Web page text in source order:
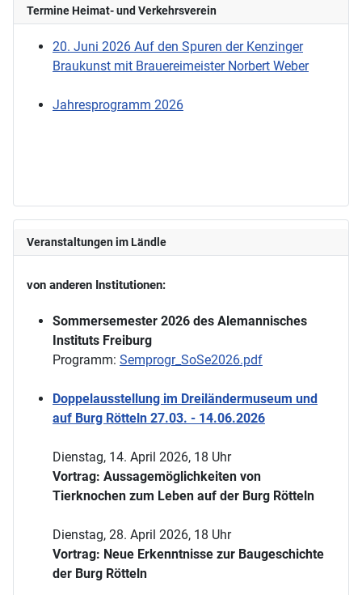
Termine Heimat- und Verkehrsverein
20. Juni 2026 Auf den Spuren der Kenzinger
Braukunst mit Brauereimeister Norbert Weber
Jahresprogramm 2026
Veranstaltungen im Ländle
von anderen Institutionen:
Sommersemester 2026 des Alemannisches
Instituts Freiburg
Programm: Semprogr_SoSe2026.pdf
Doppelausstellung im Dreiländermuseum und
auf Burg Rötteln 27.03. - 14.06.2026
Dienstag, 14. April 2026, 18 Uhr
Vortrag: Aussagemöglichkeiten von
Tierknochen zum Leben auf der Burg Rötteln
Dienstag, 28. April 2026, 18 Uhr
Vortrag: Neue Erkenntnisse zur Baugeschichte
der Burg Rötteln